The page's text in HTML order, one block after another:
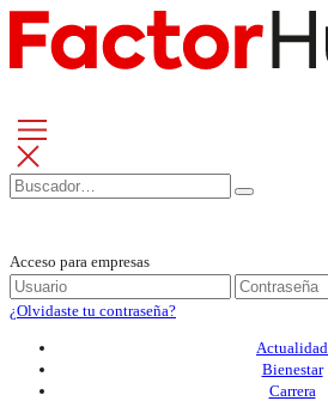
Acceso para empresas
¿Olvidaste tu contraseña?
Actualidad
Bienestar
Carrera